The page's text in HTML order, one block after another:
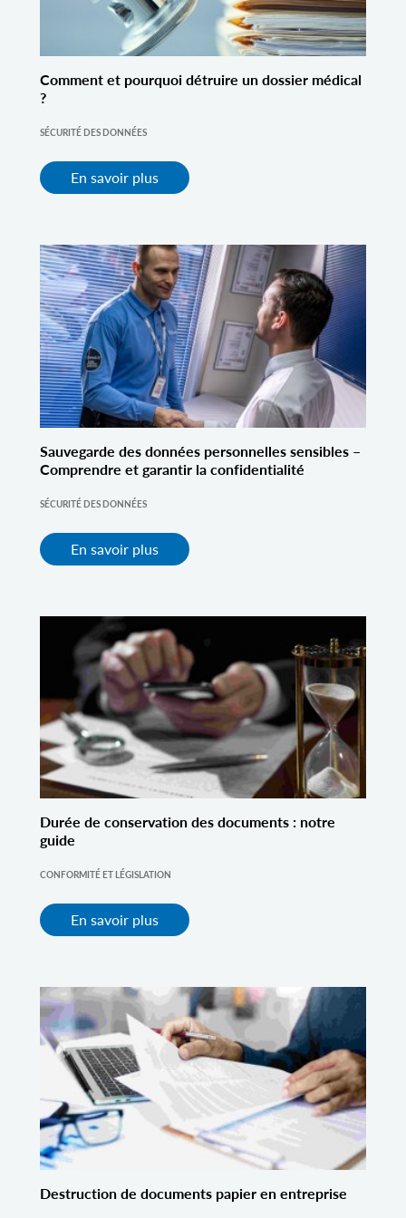
Comment et pourquoi détruire un dossier médical
?
SÉCURITÉ DES DONNÉES
En savoir plus
Sauvegarde des données personnelles sensibles –
Comprendre et garantir la confidentialité
SÉCURITÉ DES DONNÉES
En savoir plus
Durée de conservation des documents : notre
guide
CONFORMITÉ ET LÉGISLATION
En savoir plus
Destruction de documents papier en entreprise